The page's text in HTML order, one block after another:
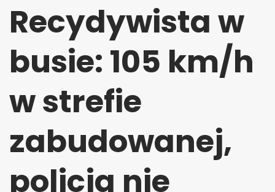
Recydywista w
busie: 105 km/h
w strefie
zabudowanej,
policja nie